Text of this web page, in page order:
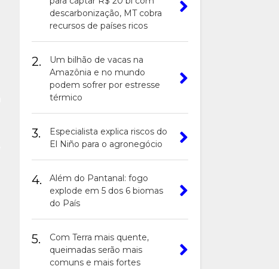
descarbonização, MT cobra
recursos de países ricos
2.
Um bilhão de vacas na
Amazônia e no mundo
podem sofrer por estresse
térmico
3.
Especialista explica riscos do
El Niño para o agronegócio
4.
Além do Pantanal: fogo
explode em 5 dos 6 biomas
do País
5.
Com Terra mais quente,
queimadas serão mais
comuns e mais fortes